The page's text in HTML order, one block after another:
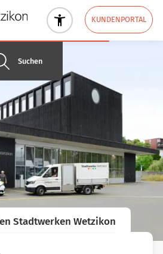
Suchen
KUNDENPORTAL
Stadtwerken Wetzikon